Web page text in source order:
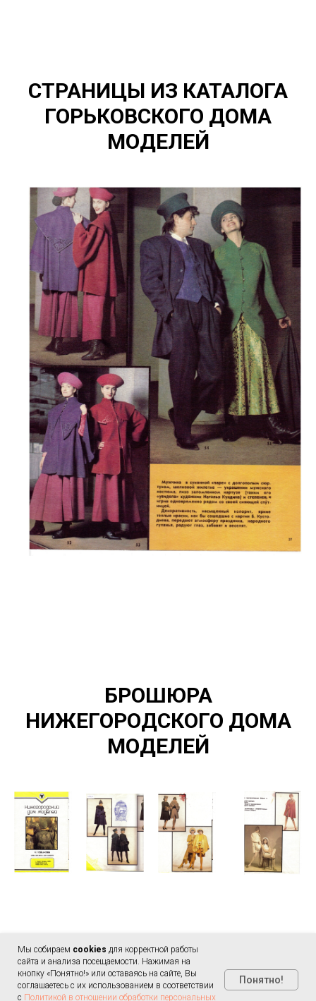
СТРАНИЦЫ ИЗ КАТАЛОГА
ГОРЬКОВСКОГО ДОМА
МОДЕЛЕЙ
БРОШЮРА
НИЖЕГОРОДСКОГО ДОМА
МОДЕЛЕЙ
Частное учреждение культуры "Музей моды и
портновского искусства им. Н.П. Ламановой"
Мы собираем cookies для корректной работы
сайта и анализа посещаемости. Нажимая на
кнопку «Понятно!» или оставаясь на сайте, Вы
соглашаетесь с их использованием в соответствии
с Политикой в отношении обработки персональных
Понятно!